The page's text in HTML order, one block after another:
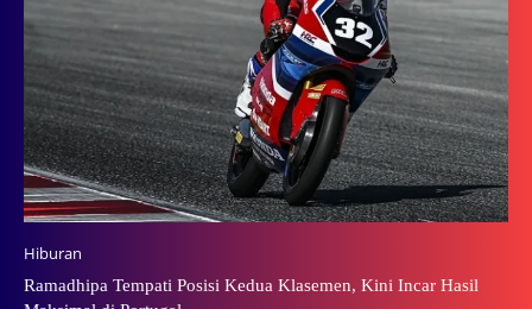
Hiburan
Ramadhipa Tempati Posisi Kedua Klasemen, Kini Incar Hasil